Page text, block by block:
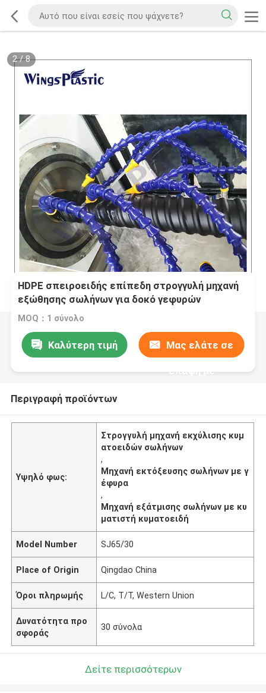
2/8
HDPE σπειροειδής επίπεδη στρογγυλή μηχανή
εξώθησης σωλήνων για δοκό γεφυρών
MOQ：1 σύνολο
Καλύτερη τιμή Μας ελάτε σε
επαφή με
Περιγραφή προϊόντων
Υψηλό φως:
Στρογγυλή μηχανή εκχύλισης κυμ
ατοειδών σωλήνων
,
Μηχανή εκτόξευσης σωλήνων με γ
έφυρα
,
Μηχανή εξάτμισης σωλήνων με κυ
ματιστή κυματοειδή
Model Number SJ65/30
Place of Origin Qingdao China
Όροι πληρωμής L/C, T/T, Western Union
Δυνατότητα προ
σφοράς
30 σύνολα
Δείτε περισσότερων